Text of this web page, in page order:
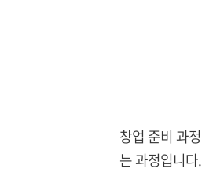
창업 준비 과
는 과정입니